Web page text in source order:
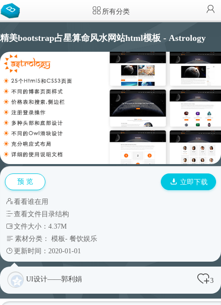
所有分类
精美bootstrap占星算命风水网站html模板 - Astrology
预 览 立即下载
看看谁在用
查看文件目录结构
文件大小：4.37M
素材分类： 模板- 餐饮娱乐
更新时间：2020-01-01
UI设计——郭利娟 3